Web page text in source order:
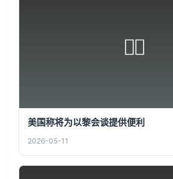
美国称将为以黎会谈提供便利
2026-05-11